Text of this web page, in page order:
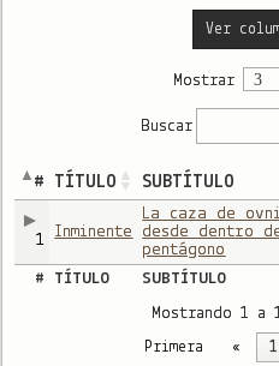
Ver
Mostrar
Buscar
# TÍTULO SUBTÍTULO
1 Inminente
La caza de
desde dentro
pentágono
# TÍTULO SUBTÍTULO
Mostrando 1
Primera « 1